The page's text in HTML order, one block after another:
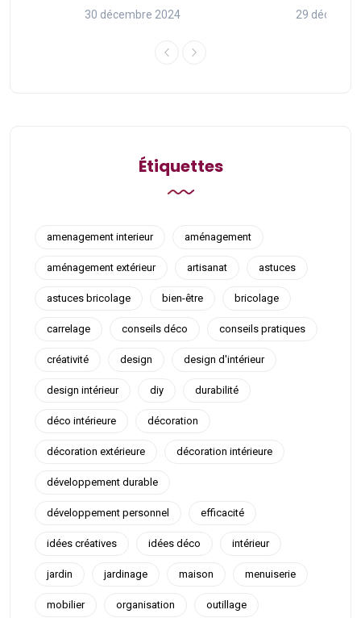
30 décembre 2024 29
Étiquettes
amenagement interieur aménagement
aménagement extérieur artisanat astuces
astuces bricolage bien-être bricolage
carrelage conseils déco conseils pratiques
créativité design design d'intérieur
design intérieur diy durabilité
déco intérieure décoration
décoration extérieure décoration intérieure
développement durable
développement personnel efficacité
idées créatives idées déco intérieur
jardin jardinage maison menuiserie
mobilier organisation outillage